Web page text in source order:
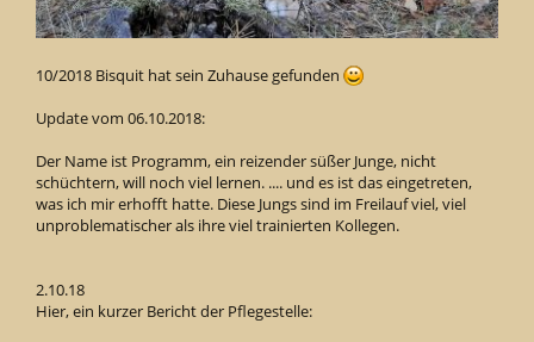
10/2018 Bisquit hat sein Zuhause gefunden
Update vom 06.10.2018:
Der Name ist Programm, ein reizender süßer Junge, nicht
schüchtern, will noch viel lernen. .... und es ist das eingetreten,
was ich mir erhofft hatte. Diese Jungs sind im Freilauf viel, viel
unproblematischer als ihre viel trainierten Kollegen.
2.10.18
Hier, ein kurzer Bericht der Pflegestelle: